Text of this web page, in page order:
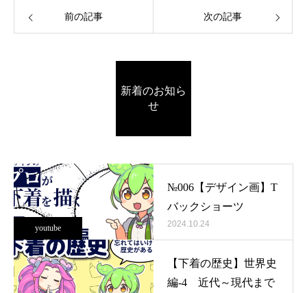
前の記事 次の記事
新着のお知ら
せ
youtube
№006【デザイン画】T
バックショーツ
2024.10.24
【下着の歴史】世界史
編-4 近代～現代まで